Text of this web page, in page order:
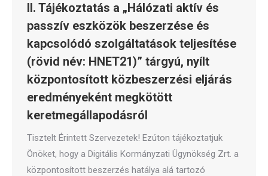
II. Tájékoztatás a „Hálózati aktív és
passzív eszközök beszerzése és
kapcsolódó szolgáltatások teljesítése
(rövid név: HNET21)” tárgyú, nyílt
központosított közbeszerzési eljárás
eredményeként megkötött
keretmegállapodásról
Tisztelt Érintett Szervezetek! Ezúton tájékoztatjuk
Önöket, hogy a Digitális Kormányzati Ügynökség Zrt. a
központosított beszerzés hatálya alá tartozó